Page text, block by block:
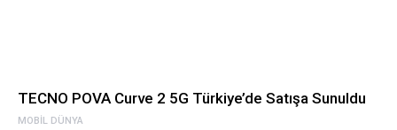
MOBIL DÜNYA
TECNO POVA Curve 2 5G Türkiye’de Satışa Sunuldu